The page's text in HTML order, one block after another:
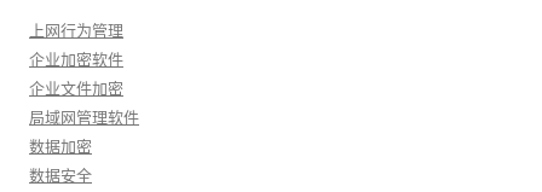
上网行为管理
企业加密软件
企业文件加密
局域网管理软件
数据加密
数据安全